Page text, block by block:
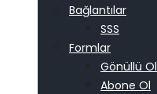
Bağlantılar
SSS
Formlar
Gönüllü Ol
Abone Ol